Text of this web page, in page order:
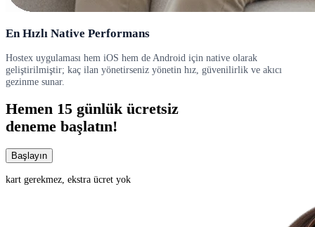
En Hızlı Native Performans
Hostex uygulaması hem iOS hem de Android için native olarak
geliştirilmiştir; kaç ilan yönetirseniz yönetin hız, güvenilirlik ve akıcı
gezinme sunar.
Hemen 15 günlük ücretsiz
deneme başlatın!
Başlayın
kart gerekmez, ekstra ücret yok